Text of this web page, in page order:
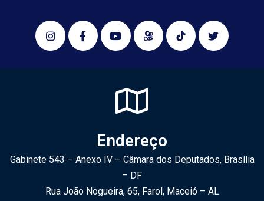
Endereço
Gabinete 543 – Anexo IV – Câmara dos Deputados, Brasília
– DF
Rua João Nogueira, 65, Farol, Maceió – AL